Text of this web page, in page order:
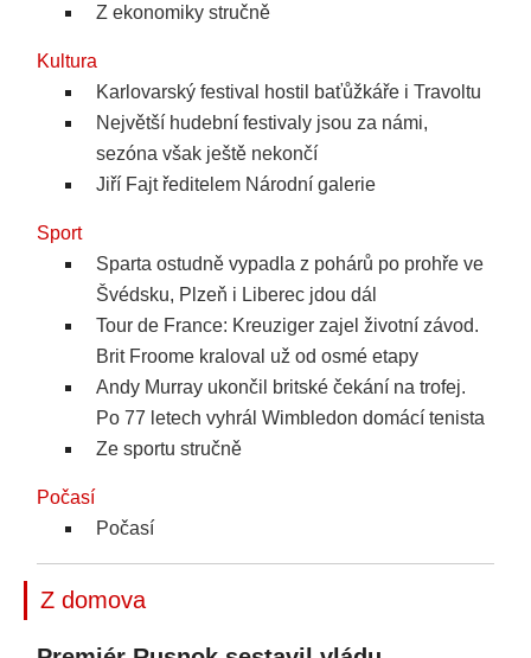
Z ekonomiky stručně
Kultura
Karlovarský festival hostil baťůžkáře i Travoltu
Největší hudební festivaly jsou za námi,
sezóna však ještě nekončí
Jiří Fajt ředitelem Národní galerie
Sport
Sparta ostudně vypadla z pohárů po prohře ve
Švédsku, Plzeň i Liberec jdou dál
Tour de France: Kreuziger zajel životní závod.
Brit Froome kraloval už od osmé etapy
Andy Murray ukončil britské čekání na trofej.
Po 77 letech vyhrál Wimbledon domácí tenista
Ze sportu stručně
Počasí
Počasí
Z domova